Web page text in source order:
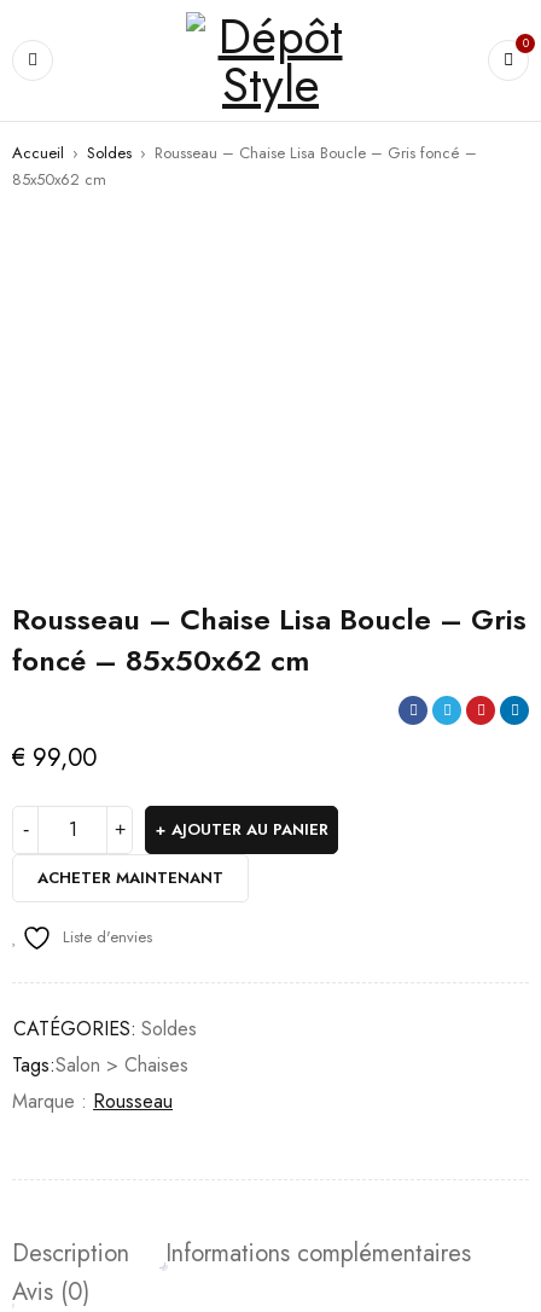
0
Accueil › Soldes › Rousseau – Chaise Lisa Boucle – Gris foncé –
85x50x62 cm
Rousseau – Chaise Lisa Boucle – Gris
foncé – 85x50x62 cm
€ 99,00
AJOUTER AU PANIER
ACHETER MAINTENANT
Liste d'envies
CATÉGORIES: Soldes
Tags:Salon > Chaises
Marque : Rousseau
Description
Informations complémentaires
Avis (0)